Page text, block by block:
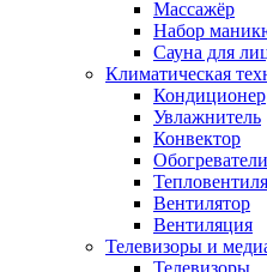
Массажёр
Набор
Сауна для
Климатическая
Кондиционер
Увлажнитель
Конвектор
Обогреватели
Вентилятор
Вентиляция
Телевизоры и
Телевизоры